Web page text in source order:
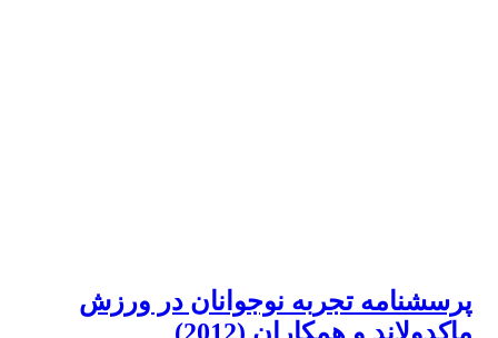
پرسشنامه تجربه نوجوانان در ورزش
ماکدولاند و همکاران (2012)